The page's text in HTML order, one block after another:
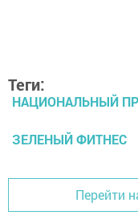
Теги:
НАЦИОНАЛЬНЫЙ
ЗЕЛЕНЫЙ ФИТНЕС
Перейти